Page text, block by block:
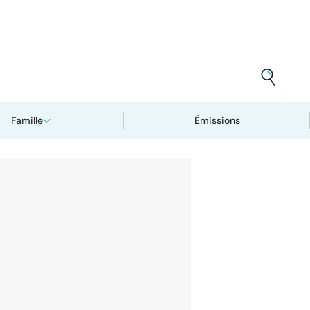
Famille Émissions